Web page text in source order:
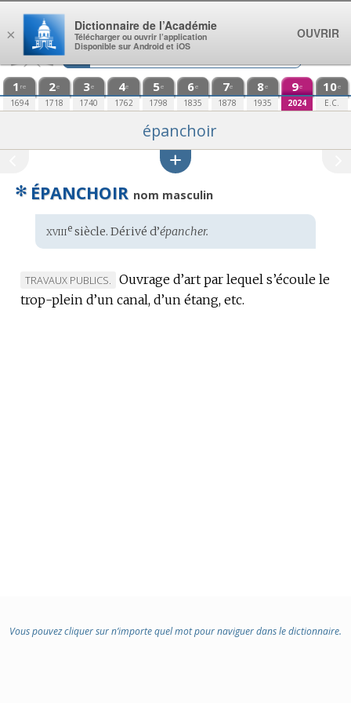
Aller au contenu
1 re
1694
2e
1718
3e
1740
4e
1762
5e
1798
6e
1835
7e
1878
8e
1935
9e
2024
10e
E.C.
épanchoir
✻ ÉPANCHOIR nom masculin
Étymologie
:
xviiiesiècle. Dérivé d’épancher.
MARQUE
DE
TRAVAUX PUBLICS.
Ouvrage d’art par lequel s’écoule le
trop-plein d’un canal, d’un étang, etc.
Vous pouvez cliquer sur n’importe quel mot pour naviguer dans le dictionnaire.
×
Dictionnaire de l’Académie
Télécharger ou ouvrir l’application
Disponible sur Android et iOS
OUVRIR